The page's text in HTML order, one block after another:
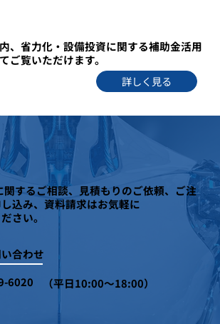
、省力化・設備投資に関する補助金活用
ご覧いただけます。
詳しく見る
するご相談、見積もりのご依頼、ご注
込み、資料請求はお気軽に
さい。
合わせ
6020
（平日10:00～18:00）